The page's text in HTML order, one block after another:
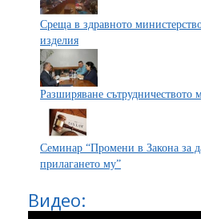
Среща в здравното
изделия
Разширяване
Семинар “Промени в Закона за
прилагането му”
Видео: